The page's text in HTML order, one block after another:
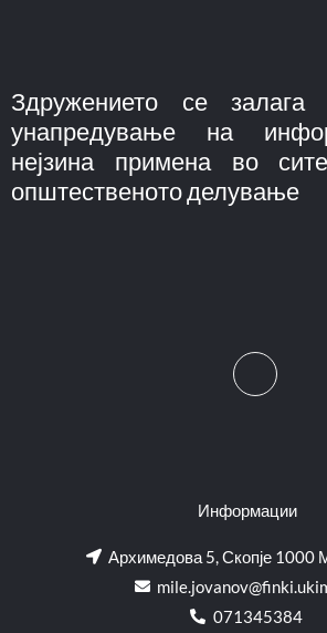
Здружението се
унапредување на
нејзина примена во
општественото делување
Информации
Архимедова 5, Скопје 1000
071345384